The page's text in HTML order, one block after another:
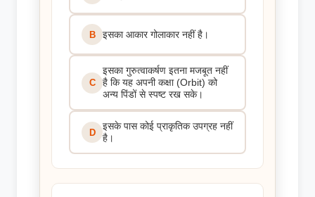
B इसका आकार गोलाकार नहीं है।
C
इसका गुरुत्वाकर्षण इतना मजबूत नहीं
है कि यह अपनी कक्षा (Orbit) को
अन्य पिंडों से स्पष्ट रख सके।
D
इसके पास कोई प्राकृतिक उपग्रह नहीं
है।